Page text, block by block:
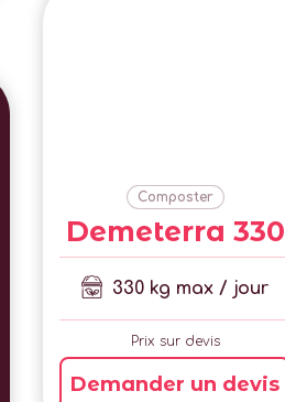
Composter
Demeterra 330
330 kg max / jour
Prix sur devis
Demander un devis